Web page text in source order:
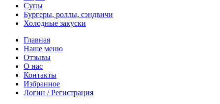
Супы
Бургеры, роллы, сэндвичи
Холодные закуски
Главная
Наше меню
Отзывы
О нас
Контакты
Избранное
Логин / Регистрация